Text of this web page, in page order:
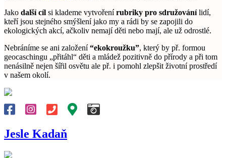
Jako další cíl si klademe vytvořenírubriky pro sdružovánílidí,
kteří jsou stejného smýšlení jako my a rádi by se zapojili do
ekologických akcí, ačkoliv nemají děti nebo mají, ale už odrostlé.
Nebráníme se ani založení“ekokroužku”, který by př. formou
geocaschingu „přitáhl“ děti a mládež pozitivně do přírody a při tom
nenásilně nejen šířil osvětu ale př. i pomohl zlepšit životní prostředí
v našem okolí.
Jesle Kadaň